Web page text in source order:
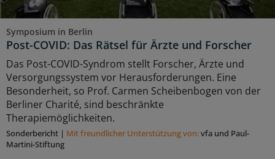
Symposium in Berlin
Post-COVID: Das Rätsel für Ärzte und Forscher
Das Post-COVID-Syndrom stellt Forscher, Ärzte und
Versorgungssystem vor Herausforderungen. Eine
Besonderheit, so Prof. Carmen Scheibenbogen von der
Berliner Charité, sind beschränkte
Therapiemöglichkeiten.
Sonderbericht | Mit freundlicher Unterstützung von:vfa und Paul-
Martini-Stiftung